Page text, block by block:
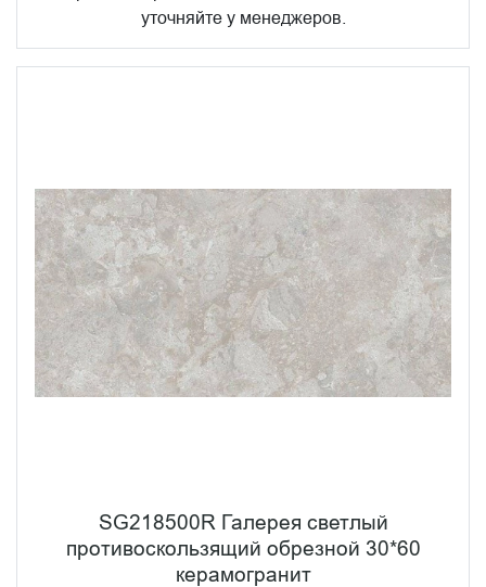
уточняйте у менеджеров.
SG218500R Галерея светлый
противоскользящий обрезной 30*60
керамогранит